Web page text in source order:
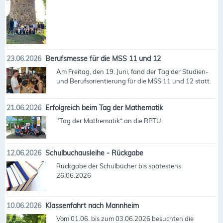
23.06.2026 Berufsmesse für die MSS 11 und 12
Am Freitag, den 19. Juni, fand der Tag der Studien-
und Berufsorientierung für die MSS 11 und 12 statt.
21.06.2026 Erfolgreich beim Tag der Mathematik
"Tag der Mathematik“ an die RPTU
12.06.2026 Schulbuchausleihe - Rückgabe
Rückgabe der Schulbücher bis spätestens
26.06.2026
10.06.2026 Klassenfahrt nach Mannheim
Vom 01.06. bis zum 03.06.2026 besuchten die